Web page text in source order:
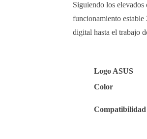
Siguiendo los
funcionamiento
digital hasta el trabajo
Logo ASUS
Color
Compatibilidad